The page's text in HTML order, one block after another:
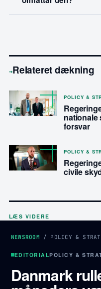
→Relateret dækning
POLICY &
forsvar
POLICY &
civile
LÆS VIDERE
NEWSROOM / POLICY &
EDITORIALPOLICY &
Danmark